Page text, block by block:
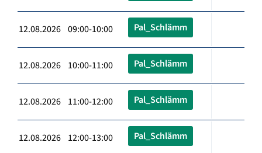
12.08.2026 09:00-10:00 Pal_Schlämm
12.08.2026 10:00-11:00 Pal_Schlämm
12.08.2026 11:00-12:00 Pal_Schlämm
12.08.2026 12:00-13:00 Pal_Schlämm